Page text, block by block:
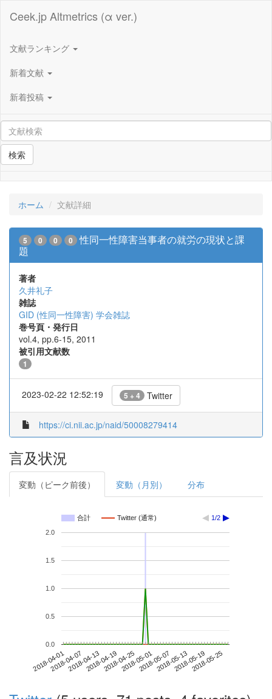
Ceek.jp Altmetrics (α ver.)
文献ランキング
新着文献
新着投稿
検索
ホーム 文献詳細
5 0 0 0
性同一性障害当事者の就労の現状と課
題
著者
久井礼子
雑誌
GID (性同一性障害) 学会雑誌
巻号頁・発行日
vol.4, pp.6-15, 2011
被引用文献数
1
2023-02-22 12:52:19 5 + 4 Twitter
https://ci.nii.ac.jp/naid/50008279414
言及状況
変動（ピーク前後） 変動（月別） 分布
合計 Twitter (通常) 1/2
2018-04-012018-04-072018-04-132018-04-192018-04-252018-05-012018-05-072018-05-132018-05-192018-05-25
0.0
0.5
1.0
1.5
2.0